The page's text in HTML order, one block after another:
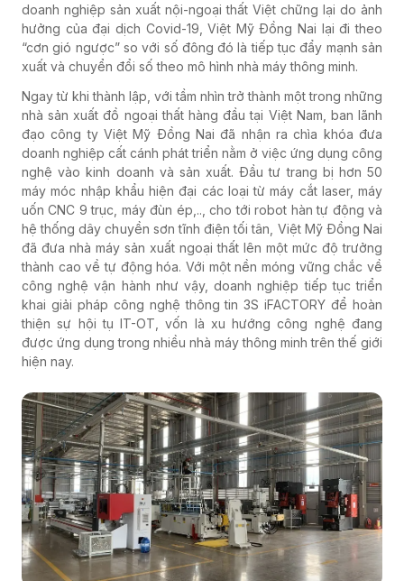
doanh nghiệp sản xuất nội-ngoại thất Việt chững lại do ảnh
hưởng của đại dịch Covid-19, Việt Mỹ Đồng Nai lại đi theo
“cơn gió ngược” so với số đông đó là tiếp tục đẩy mạnh sản
xuất và chuyển đổi số theo mô hình nhà máy thông minh.
Ngay từ khi thành lập, với tầm nhìn trở thành một trong những
nhà sản xuất đồ ngoại thất hàng đầu tại Việt Nam, ban lãnh
đạo công ty Việt Mỹ Đồng Nai đã nhận ra chìa khóa đưa
doanh nghiệp cất cánh phát triển nằm ở việc ứng dụng công
nghệ vào kinh doanh và sản xuất. Đầu tư trang bị hơn 50
máy móc nhập khẩu hiện đại các loại từ máy cắt laser, máy
uốn CNC 9 trục, máy đùn ép,.., cho tới robot hàn tự động và
hệ thống dây chuyền sơn tĩnh điện tối tân, Việt Mỹ Đồng Nai
đã đưa nhà máy sản xuất ngoại thất lên một mức độ trưởng
thành cao về tự động hóa. Với một nền móng vững chắc về
công nghệ vận hành như vậy, doanh nghiệp tiếp tục triển
khai giải pháp công nghệ thông tin 3S iFACTORY để hoàn
thiện sự hội tụ IT-OT, vốn là xu hướng công nghệ đang
được ứng dụng trong nhiều nhà máy thông minh trên thế giới
hiện nay.